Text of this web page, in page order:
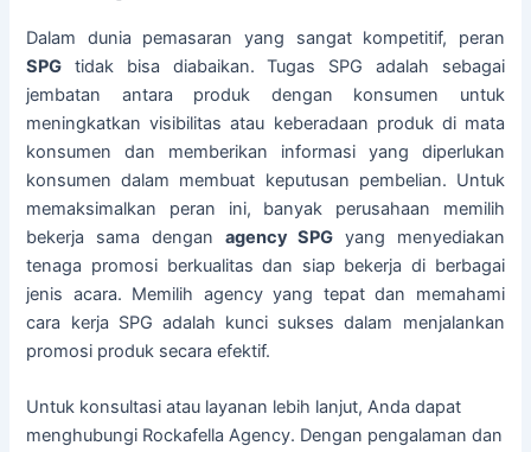
Dalam dunia pemasaran yang sangat kompetitif, peran
SPG tidak bisa diabaikan. Tugas SPG adalah sebagai
jembatan antara produk dengan konsumen untuk
meningkatkan visibilitas atau keberadaan produk di mata
konsumen dan memberikan informasi yang diperlukan
konsumen dalam membuat keputusan pembelian. Untuk
memaksimalkan peran ini, banyak perusahaan memilih
bekerja sama dengan agency SPG yang menyediakan
tenaga promosi berkualitas dan siap bekerja di berbagai
jenis acara. Memilih agency yang tepat dan memahami
cara kerja SPG adalah kunci sukses dalam menjalankan
promosi produk secara efektif.
Untuk konsultasi atau layanan lebih lanjut, Anda dapat
menghubungi Rockafella Agency. Dengan pengalaman dan